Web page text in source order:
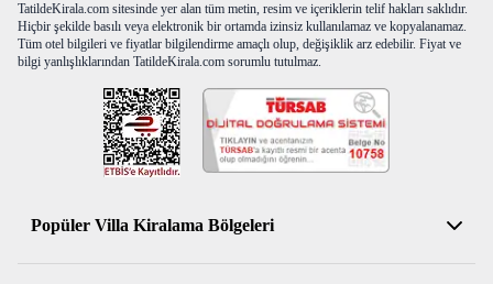
TatildeKirala.com sitesinde yer alan tüm metin, resim ve içeriklerin telif hakları saklıdır.
Hiçbir şekilde basılı veya elektronik bir ortamda izinsiz kullanılamaz ve kopyalanamaz.
Tüm otel bilgileri ve fiyatlar bilgilendirme amaçlı olup, değişiklik arz edebilir. Fiyat ve
bilgi yanlışlıklarından TatildeKirala.com sorumlu tutulmaz.
Popüler Villa Kiralama Bölgeleri
Antalya Kiralık Villa